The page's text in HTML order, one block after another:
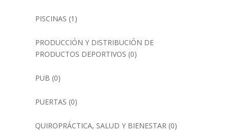
PISCINAS (1)
PRODUCCIÓN Y DISTRIBUCIÓN DE
PRODUCTOS DEPORTIVOS (0)
PUB (0)
PUERTAS (0)
QUIROPRÁCTICA, SALUD Y BIENESTAR(0)